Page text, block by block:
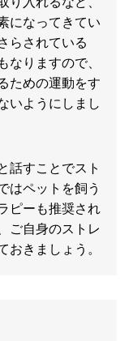
になってきてい
らされている
りますので、
ための運動をす
いようにしまし
話すことでスト
はペットを飼う
ピーも推奨され
ご自身のストレ
きましょう。